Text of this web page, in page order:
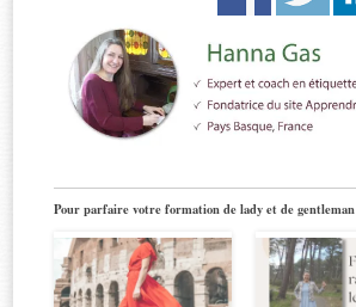
Pour parfaire votre formation de lady et de